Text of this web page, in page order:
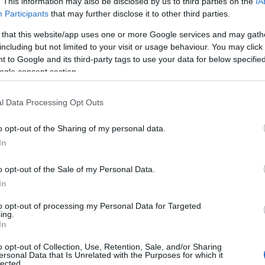
Participants that may further disclose it to other third parties.
this website/app uses one or more Google services and may
but not limited to your visit or usage behaviour. You may
to Google and its third-party tags to use your data for below
consent section.
Data Processing Opt Outs
opt-out of the Sharing of my personal data.
opt-out of the Sale of my Personal Data.
opt-out of processing my Personal Data for Targeted
opt-out of Collection, Use, Retention, Sale, and/or Sharing
Data that Is Unrelated with the Purposes for which it
Delta Center, in via Capoverde, n. 1, Z.I.
al pubblico: mattino:
dal Lunedì al
il martedì e il giovedì dalle ore 16
l’Ufficio competente al numero
cliccando qui
nella sezione